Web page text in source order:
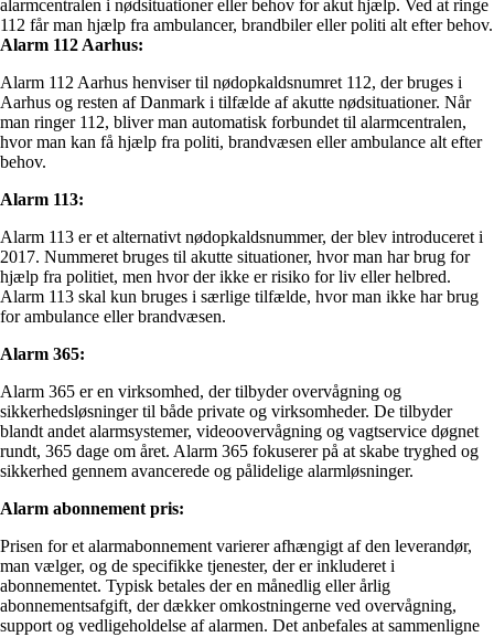
alarmcentralen i nødsituationer eller behov for akut hjælp. Ved at ringe
112 får man hjælp fra ambulancer, brandbiler eller politi alt efter behov.
Alarm 112 Aarhus:
Alarm 112 Aarhus henviser til nødopkaldsnumret 112, der bruges i
Aarhus og resten af Danmark i tilfælde af akutte nødsituationer. Når
man ringer 112, bliver man automatisk forbundet til alarmcentralen,
hvor man kan få hjælp fra politi, brandvæsen eller ambulance alt efter
behov.
Alarm 113:
Alarm 113 er et alternativt nødopkaldsnummer, der blev introduceret i
2017. Nummeret bruges til akutte situationer, hvor man har brug for
hjælp fra politiet, men hvor der ikke er risiko for liv eller helbred.
Alarm 113 skal kun bruges i særlige tilfælde, hvor man ikke har brug
for ambulance eller brandvæsen.
Alarm 365:
Alarm 365 er en virksomhed, der tilbyder overvågning og
sikkerhedsløsninger til både private og virksomheder. De tilbyder
blandt andet alarmsystemer, videoovervågning og vagtservice døgnet
rundt, 365 dage om året. Alarm 365 fokuserer på at skabe tryghed og
sikkerhed gennem avancerede og pålidelige alarmløsninger.
Alarm abonnement pris:
Prisen for et alarmabonnement varierer afhængigt af den leverandør,
man vælger, og de specifikke tjenester, der er inkluderet i
abonnementet. Typisk betales der en månedlig eller årlig
abonnementsafgift, der dækker omkostningerne ved overvågning,
support og vedligeholdelse af alarmen. Det anbefales at sammenligne